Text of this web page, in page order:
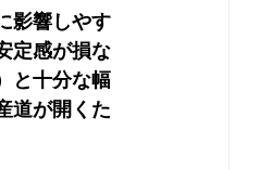
影響しやす
定感が損な
と十分な幅
道が開くた